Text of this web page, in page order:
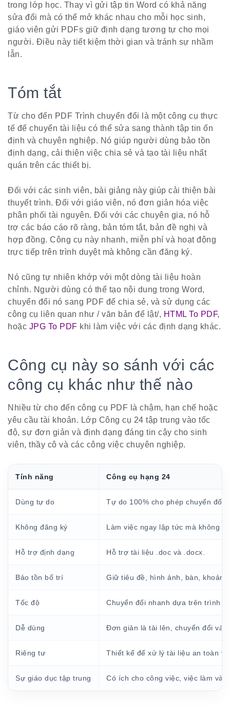
trong lớp học. Thay vì gửi tập tin Word có khả năng
sửa đổi mà có thể mở khác nhau cho mỗi học sinh,
giáo viên gửi PDFs giữ định dạng tương tự cho mọi
người. Điều này tiết kiệm thời gian và tránh sự nhầm
lẫn.
Tóm tắt
Từ cho đến PDF Trình chuyển đổi là một công cụ thực
tế để chuyển tài liệu có thể sửa sang thành tập tin ổn
định và chuyên nghiệp. Nó giúp người dùng bảo tồn
định dạng, cải thiện việc chia sẻ và tạo tài liệu nhất
quán trên các thiết bị.
Đối với các sinh viên, bài giảng này giúp cải thiện bài
thuyết trình. Đối với giáo viên, nó đơn giản hóa việc
phân phối tài nguyên. Đối với các chuyên gia, nó hỗ
trợ các báo cáo rõ ràng, bản tóm tắt, bản đề nghị và
hợp đồng. Công cụ này nhanh, miễn phí và hoạt động
trực tiếp trên trình duyệt mà không cần đăng ký.
Nó cũng tự nhiên khớp với một dòng tài liệu hoàn
chỉnh. Người dùng có thể tạo nội dung trong Word,
chuyển đổi nó sang PDF để chia sẻ, và sử dụng các
công cụ liên quan như / văn bản để lật/, HTML To PDF,
hoặc JPG To PDF khi làm việc với các định dạng khác.
Công cụ này so sánh với các
công cụ khác như thế nào
Nhiều từ cho đến công cụ PDF là chậm, hạn chế hoặc
yêu cầu tài khoản. Lớp Công cụ 24 tập trung vào tốc
độ, sự đơn giản và định dạng đáng tin cậy cho sinh
viên, thầy cô và các công việc chuyên nghiệp.
Tính năng Công cụ hạng 24
Dùng tự do Tự do 100% cho phép chuyển đổi
Không đăng ký Làm việc ngay lập tức mà không
Hỗ trợ định dạng Hỗ trợ tài liệu .doc và .docx.
Bảo tồn bố trí Giữ tiêu đề, hình ảnh, bàn,
Tốc độ Chuyển đổi nhanh dựa trên trình
Dễ dùng Đơn giản là tải lên, chuyển đổi và
Riêng tư Thiết kế để xử lý tài liệu an toàn
Sự giáo dục tập trung Có ích cho công việc, việc làm và